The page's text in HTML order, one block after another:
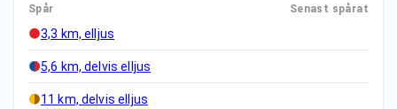
Spår Senast spårat
3,3 km, elljus
5,6 km, delvis elljus
11 km, delvis elljus